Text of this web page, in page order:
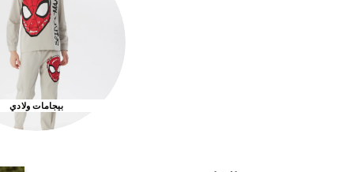
بيجامات ولادي